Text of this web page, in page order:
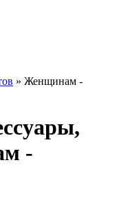
» Женщинам -
-